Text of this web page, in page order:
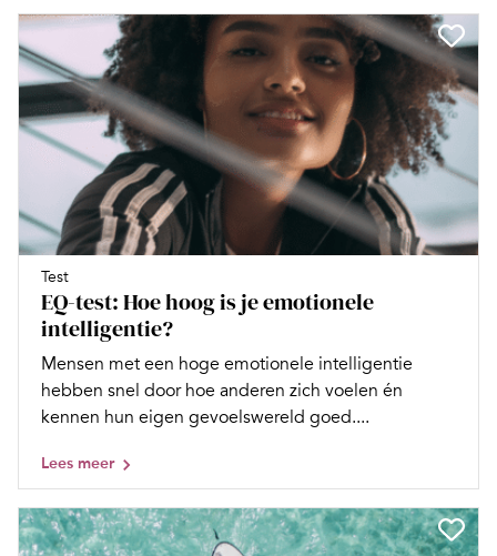
Test
EQ-test: Hoe hoog is je emotionele
intelligentie?
Mensen met een hoge emotionele intelligentie
hebben snel door hoe anderen zich voelen én
kennen hun eigen gevoelswereld goed....
Lees meer